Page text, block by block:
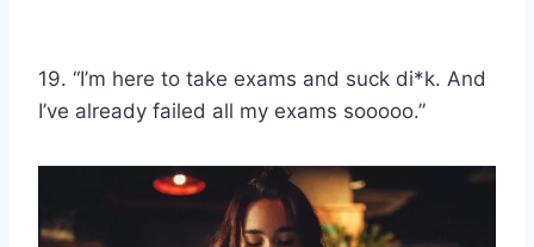
19. “I’m here to take exams and suck di*k. And
I’ve already failed all my exams sooooo.”